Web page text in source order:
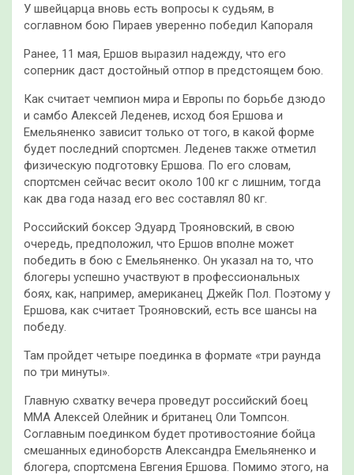
У швейцарца вновь есть вопросы к судьям, в
соглавном бою Пираев уверенно победил Капораля
Ранее, 11 мая, Ершов выразил надежду, что его
соперник даст достойный отпор в предстоящем бою.
Как считает чемпион мира и Европы по борьбе дзюдо
и самбо Алексей Леденев, исход боя Ершова и
Емельяненко зависит только от того, в какой форме
будет последний спортсмен. Леденев также отметил
физическую подготовку Ершова. По его словам,
спортсмен сейчас весит около 100 кг с лишним, тогда
как два года назад его вес составлял 80 кг.
Российский боксер Эдуард Трояновский, в свою
очередь, предположил, что Ершов вполне может
победить в бою с Емельяненко. Он указал на то, что
блогеры успешно участвуют в профессиональных
боях, как, например, американец Джейк Пол. Поэтому у
Ершова, как считает Трояновский, есть все шансы на
победу.
Там пройдет четыре поединка в формате «три раунда
по три минуты».
Главную схватку вечера проведут российский боец
MMA Алексей Олейник и британец Оли Томпсон.
Соглавным поединком будет противостояние бойца
смешанных единоборств Александра Емельяненко и
блогера, спортсмена Евгения Ершова. Помимо этого, на